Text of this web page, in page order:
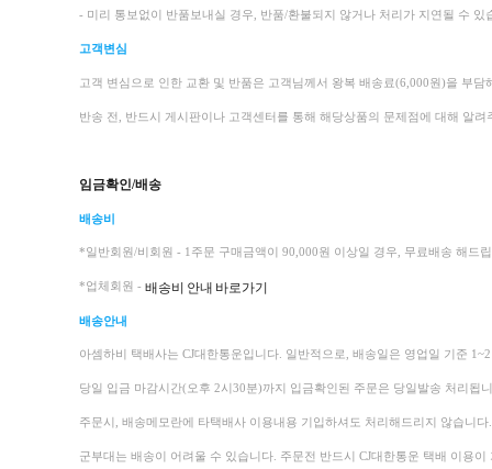
- 미리 통보없이 반품보내실 경우, 반품/환불되지 않거나 처리가 지연될 수
고객변심
고객 변심으로 인한 교환 및 반품은 고객님께서 왕복 배송료(6,000원)을 부
반송 전, 반드시 게시판이나 고객센터를 통해 해당상품의 문제점에 대해 알
임금확인/배송
배송비
*일반회원/비회원 - 1주문 구매금액이 90,000원 이상일 경우, 무료배송 해드
*업체회원 - 배송비 안내 바로가기
배송안내
아셈하비 택배사는 CJ대한통운입니다. 일반적으로, 배송일은 영업일 기준
당일 입금 마감시간(오후 2시30분)까지 입금확인된 주문은 당일발송 처리
주문시, 배송메모란에 타택배사 이용내용 기입하셔도 처리해드리지 않습니
군부대는 배송이 어려울 수 있습니다. 주문전 반드시 CJ대한통운 택배 이용